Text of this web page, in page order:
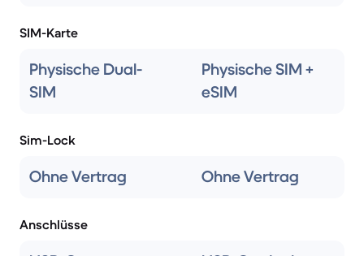
SIM-Karte
Physische Dual-
SIM
Physische SIM +
eSIM
Sim-Lock
Ohne Vertrag Ohne Vertrag
Anschlüsse